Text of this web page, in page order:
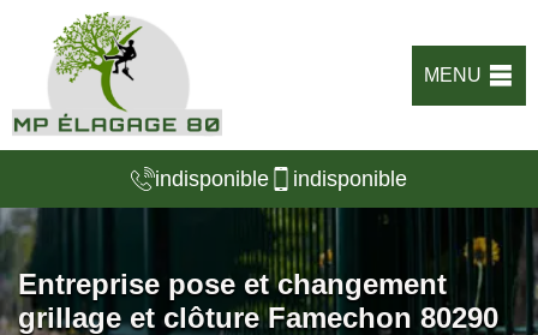
MENU
indisponible indisponible
Entreprise pose et changement
grillage et clôture Famechon 80290